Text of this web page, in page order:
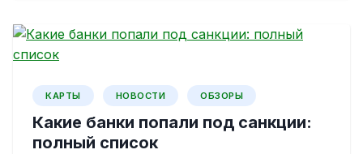
КАРТЫ НОВОСТИ ОБЗОРЫ
Какие банки попали под санкции:
полный список